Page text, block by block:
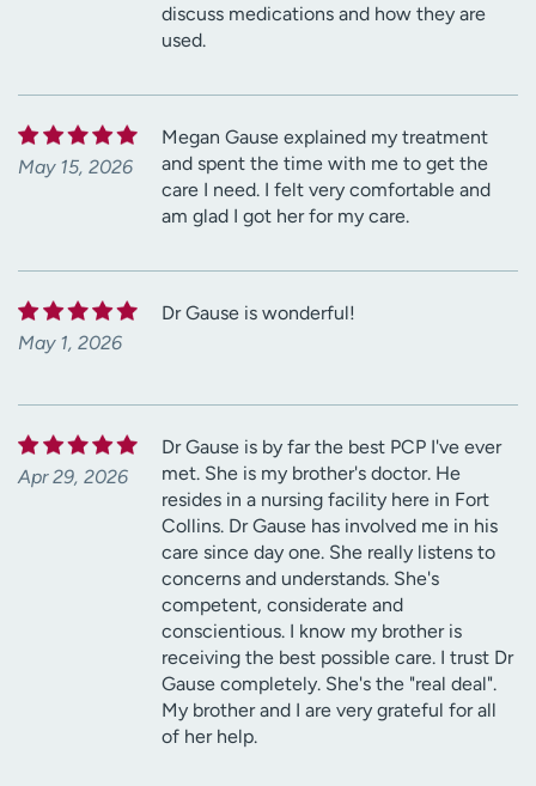
discuss medications and how they are
used.
May 15, 2026
Megan Gause explained my treatment
and spent the time with me to get the
care I need. I felt very comfortable and
am glad I got her for my care.
May 1, 2026
Dr Gause is wonderful!
Apr 29, 2026
Dr Gause is by far the best PCP I've ever
met. She is my brother's doctor. He
resides in a nursing facility here in Fort
Collins. Dr Gause has involved me in his
care since day one. She really listens to
concerns and understands. She's
competent, considerate and
conscientious. I know my brother is
receiving the best possible care. I trust Dr
Gause completely. She's the "real deal".
My brother and I are very grateful for all
of her help.